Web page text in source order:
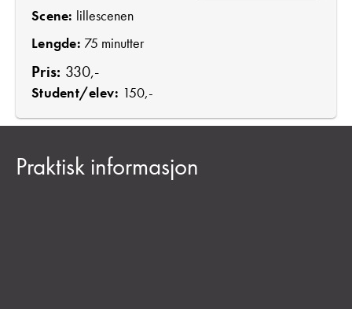
Scene: lillescenen
Lengde: 75 minutter
Pris: 330,-
Student/elev: 150,-
Praktisk informasjon